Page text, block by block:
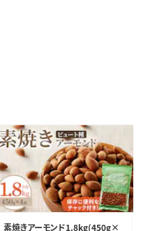
素焼きアーモンド1.8kg(450g×